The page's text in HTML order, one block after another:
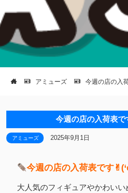
アミューズ 今週の店の入
今週の店の入荷表で
アミューズ 2025年9月1日
今週の店の入荷表です
大人気のフィギュアやかわいい